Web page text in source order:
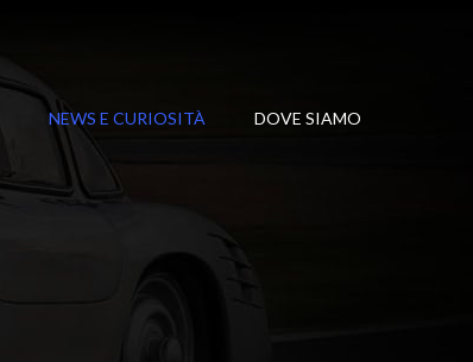
NEWS E CURIOSITÀ DOVE SIAMO